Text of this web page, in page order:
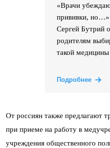
«Врачи
прививки,
Сергей Бутрий
родителям
такой медицины
Подробнее
От россиян также предлагают
при приеме на работу в
учреждения общественного